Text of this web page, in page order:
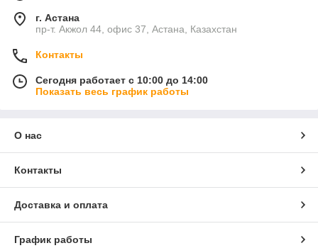
г. Астана
пр-т. Акжол 44, офис 37, Астана, Казахстан
Контакты
Сегодня работает с 10:00 до 14:00
Показать весь график работы
О нас
Контакты
Доставка и оплата
График работы